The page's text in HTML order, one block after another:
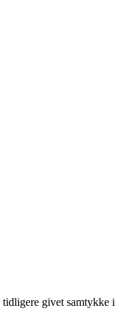
givet samtykke i